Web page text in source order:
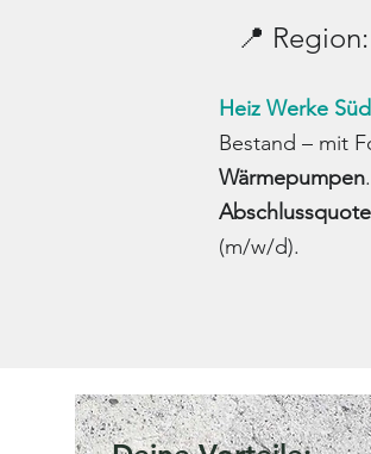
📍
Heiz Werke
Bestand – mit
Wärmepumpen
(m/w/d).